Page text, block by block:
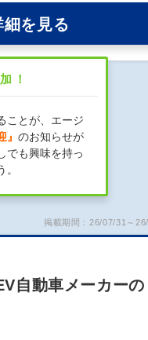
細を見る
！
ことが、エージ
』 のお知らせが
でも興味を持っ
掲載期間：26/07/31～
自動車メーカーの